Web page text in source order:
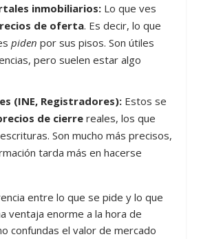
inmobiliarios:Lo que ves
de oferta. Es decir, lo que
piden por sus pisos. Son útiles
pero suelen estar algo
(INE, Registradores):Estos se
de cierrereales, los que
Son mucho más precisos,
tarda más en hacerse
entre lo que se pide y lo que
ventaja enorme a la hora de
confundas el valor de mercado